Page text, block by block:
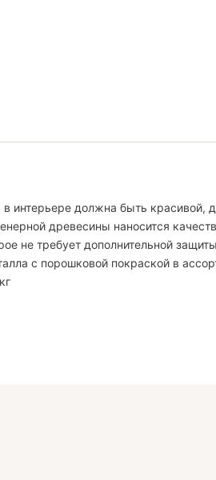
интерьере должна быть красивой,
древесины наносится
не требует дополнительной
с порошковой покраской в